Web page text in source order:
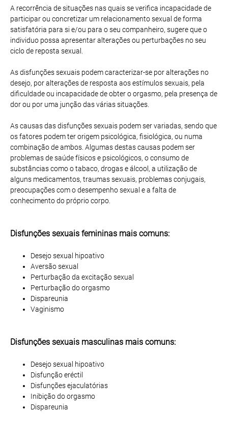
A recorrência de situações nas quais se verifica incapacidade de
participar ou concretizar um relacionamento sexual de forma
satisfatória para si e/ou para o seu companheiro, sugere que o
individuo possa apresentar alterações ou perturbações no seu
ciclo de reposta sexual.
As disfunções sexuais podem caracterizar-se por alterações no
desejo, por alterações de resposta aos estímulos sexuais, pela
dificuldade ou incapacidade de obter o orgasmo, pela presença de
dor ou por uma junção das várias situações.
As causas das disfunções sexuais podem ser variadas, sendo que
os fatores podem ter origem psicológica, fisiológica, ou numa
combinação de ambos. Algumas destas causas podem ser
problemas de saúde físicos e psicológicos, o consumo de
substâncias como o tabaco, drogas e álcool, a utilização de
alguns medicamentos, traumas sexuais, problemas conjugais,
preocupações com o desempenho sexual e a falta de
conhecimento do próprio corpo.
Disfunções sexuais femininas mais comuns:
Desejo sexual hipoativo
Aversão sexual
Perturbação da excitação sexual
Perturbação do orgasmo
Dispareunia
Vaginismo
Disfunções sexuais masculinas mais comuns:
Desejo sexual hipoativo
Disfunção eréctil
Disfunções ejaculatórias
Inibição do orgasmo
Dispareunia